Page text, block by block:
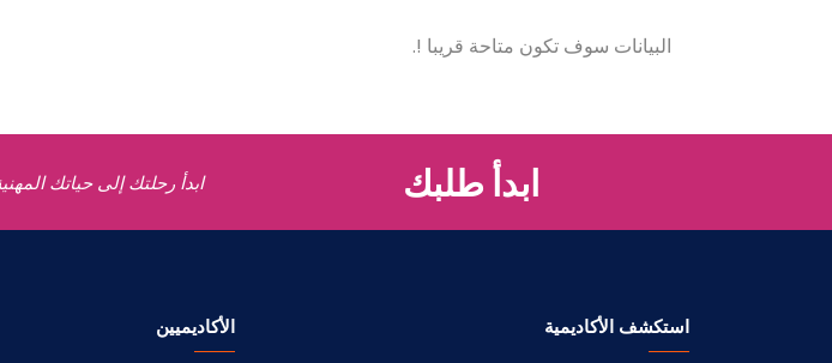
البيانات سوف تكون متاحة قريبا !.
ابدأ طلبك ابدأ رحلتك إلى حياتك
استكشف الأكاديمية الأكاديميين